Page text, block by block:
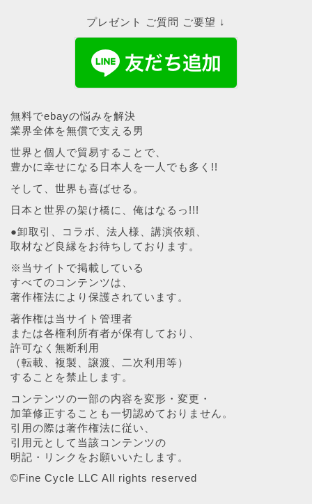
プレゼント ご質問 ご要望 ↓
無料でebayの悩みを解決
業界全体を無償で支える男
世界と個人で貿易することで、
豊かに幸せになる日本人を一人でも多く!!
そして、世界も喜ばせる。
日本と世界の架け橋に、俺はなるっ!!!
●卸取引、コラボ、法人様、講演依頼、
取材など良縁をお待ちしております。
※当サイトで掲載している
すべてのコンテンツは、
著作権法により保護されています。
著作権は当サイト管理者
または各権利所有者が保有しており、
許可なく無断利用
（転載、複製、譲渡、二次利用等）
することを禁止します。
コンテンツの一部の内容を変形・変更・
加筆修正することも一切認めておりません。
引用の際は著作権法に従い、
引用元として当該コンテンツの
明記・リンクをお願いいたします。
©︎Fine Cycle LLC All rights reserved